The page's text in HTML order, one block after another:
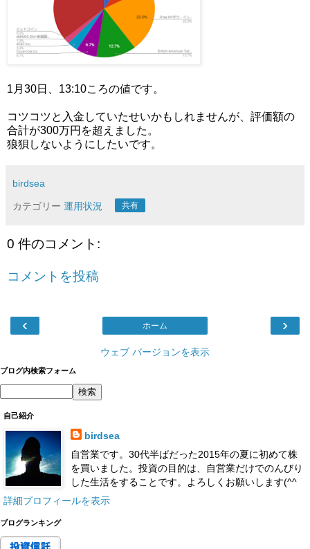
1月30日、13:10ころの値です。
コツコツと入金していたせいかもしれませんが、評価額の
合計が300万円を超えました。
狼狽しないようにしたいです。
birdsea
カテゴリー 運用状況 共有
0 件のコメント:
コメントを投稿
‹ ›
ホーム
ウェブ バージョンを表示
ブログ内検索フォーム
自己紹介
birdsea
自営業です。30代半ばだった2015年の夏に初めて株
を買いました。投資の目的は、自営業だけでのんびり
した生活をすることです。よろしくお願いします(^^
詳細プロフィールを表示
ブログランキング